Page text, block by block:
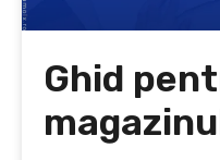
Ghid